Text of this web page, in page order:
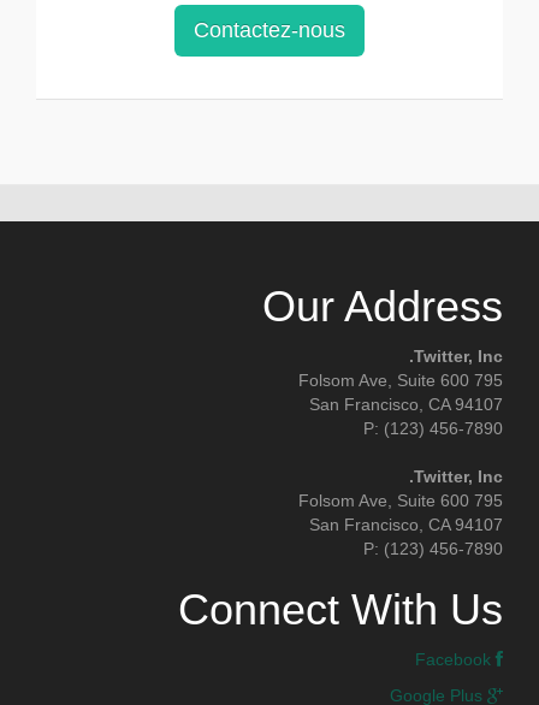
Contactez-nous
Our Address
Twitter, Inc.
795 Folsom Ave, Suite 600
San Francisco, CA 94107
P: (123) 456-7890
Twitter, Inc.
795 Folsom Ave, Suite 600
San Francisco, CA 94107
P: (123) 456-7890
Connect With Us